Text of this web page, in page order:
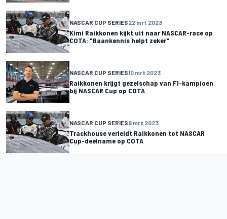
NASCAR CUP SERIES22 mrt 2023
Kimi Raikkonen kijkt uit naar NASCAR-race op
COTA: "Baankennis helpt zeker"
NASCAR CUP SERIES10 mrt 2023
Raikkonen krijgt gezelschap van F1-kampioen
bij NASCAR Cup op COTA
NASCAR CUP SERIES8 mrt 2023
Trackhouse verleidt Raikkonen tot NASCAR
Cup-deelname op COTA